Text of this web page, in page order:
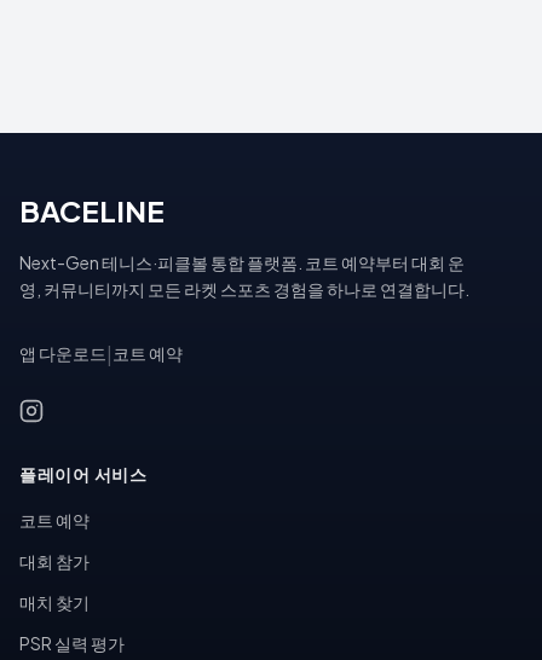
BACELINE
Next-Gen 테니스·피클볼 통합 플랫폼. 코트 예약부터 대회 운
영, 커뮤니티까지 모든 라켓 스포츠 경험을 하나로 연결합니다.
앱 다운로드 코트 예약
플레이어 서비스
코트 예약
대회 참가
매치 찾기
PSR 실력 평가